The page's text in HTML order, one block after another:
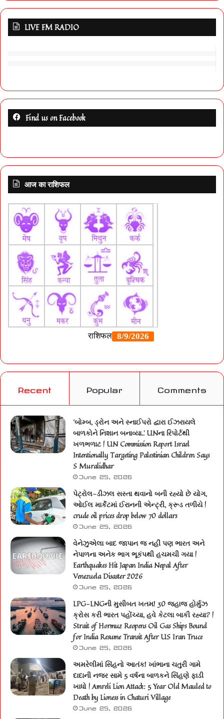
LIVE FM RADIO
Find us on Facebook
आज का राशिफल
Recent Popular Comments
‘બોમ્બ, ડ્રોન અને સ્નાઈપરો દ્વારા ઈઝરાયલે
બાળકોને નિશાન બનાવ્યા..’ UNના રિપોર્ટથી
ખળભળાટ | UN Commission Report Israel
Intentionally Targeting Palestinian Children Says
S Muralidhar
June 25, 2026
પેટ્રોલ-ડીઝલ સસ્તા થવાનો બની રહ્યો છે યોગ,
ઓઈલ માર્કેટમાં ઈરાનની એન્ટ્રી, ક્રૂડ તળીયે |
crude oil prices drop below 70 dollars
June 25, 2026
વેનેઝુએલા બાદ જાપાન જ નહીં પણ ભારત અને
નેપાળના અનેક ભાગ ભૂકંપથી હચમચી ગયા |
Earthquakes Hit Japan India Nepal After
Venezuela Disaster 2026
June 25, 2026
LPG-LNGની મુસીબત ખતમ! 30 જહાજ હોર્મુઝ
ક્રોસ કરી ભારત પહોંચ્યા, હવે કેટલા બાકી રહ્યા? |
Strait of Hormuz Reopens Oil Gas Ships Bound
for India Resume Transit After US Iran Truce
June 25, 2026
અમરેલીમાં સિંહનો આતંક! ખાંભાના ચતુરી ગામે
દાદાની નજર સામે 5 વર્ષના બાળકને સિંહણે ફાડી
ખાધો | Amreli Lion Attack: 5 Year Old Mauled to
Death by Lioness in Chaturi Village
June 25, 2026